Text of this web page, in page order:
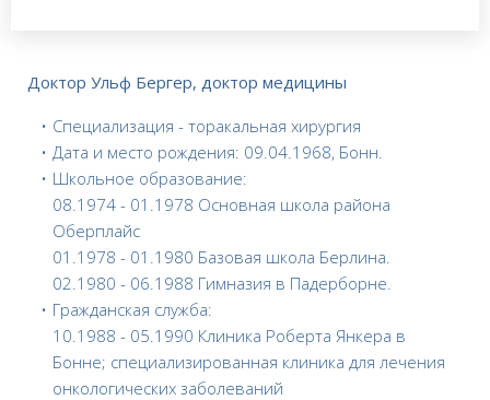
Доктор Ульф Бергер, доктор медицины
Специализация - торакальная хирургия
Дата и место рождения: 09.04.1968, Бонн.
Школьное образование:
08.1974 - 01.1978 Основная школа района
Оберплайс
01.1978 - 01.1980 Базовая школа Берлина.
02.1980 - 06.1988 Гимназия в Падерборне.
Гражданская служба:
10.1988 - 05.1990 Клиника Роберта Янкера в
Бонне; специализированная клиника для лечения
онкологических заболеваний